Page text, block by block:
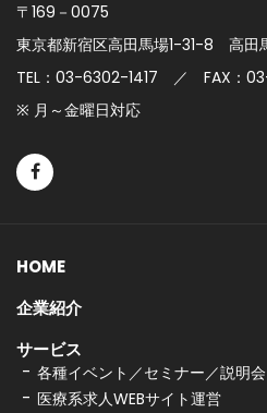
〒169－0075
東京都新宿区高田馬場1-31-8 高田
TEL：03-6302-1417 ／ FAX：
※ 月～金曜日対応
HOME
企業紹介
サービス
各種イベント／セミナー／説明
医療系求人WEBサイト運営